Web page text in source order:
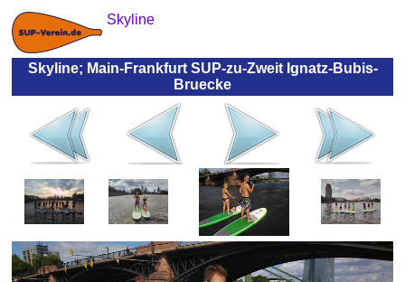
Skyline
Skyline; Main-Frankfurt SUP-zu-Zweit Ignatz-Bubis-
Bruecke